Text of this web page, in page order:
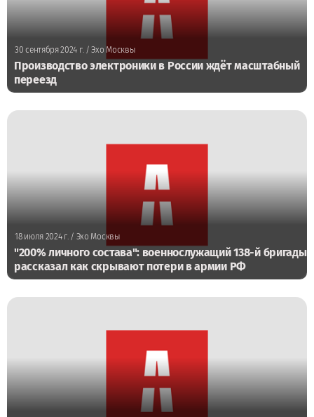
30 сентября 2024 г./ Эхо Москвы
Производство электроники в России ждёт масштабный
переезд
18 июля 2024 г. / Эхо Москвы
"200% личного состава": военнослужащий 138-й бригады
рассказал как скрывают потери в армии РФ